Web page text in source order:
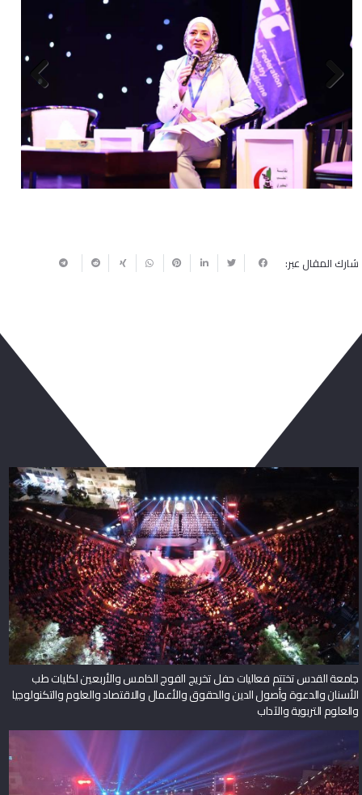
Previous
Next
شارك المقال عبر:
جامعة القدس تختتم فعاليات حفل تخريج الفوج الخامس والأربعين لكليات طب
الأسنان والدعوة وأصول الدين والحقوق والأعمال والاقتصاد والعلوم والتكنولوجيا
والعلوم التربوية والآداب